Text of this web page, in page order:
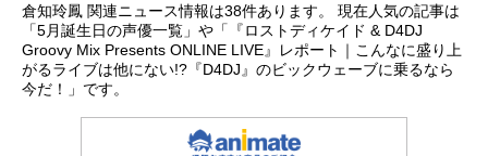
倉知玲鳳 関連ニュース情報は38件あります。 現在人気の記事は
「5月誕生日の声優一覧」や「『ロストディケイド & D4DJ
Groovy Mix Presents ONLINE LIVE』レポート｜こんなに盛り上
がるライブは他にない!?『D4DJ』のビックウェーブに乗るなら
今だ！」です。